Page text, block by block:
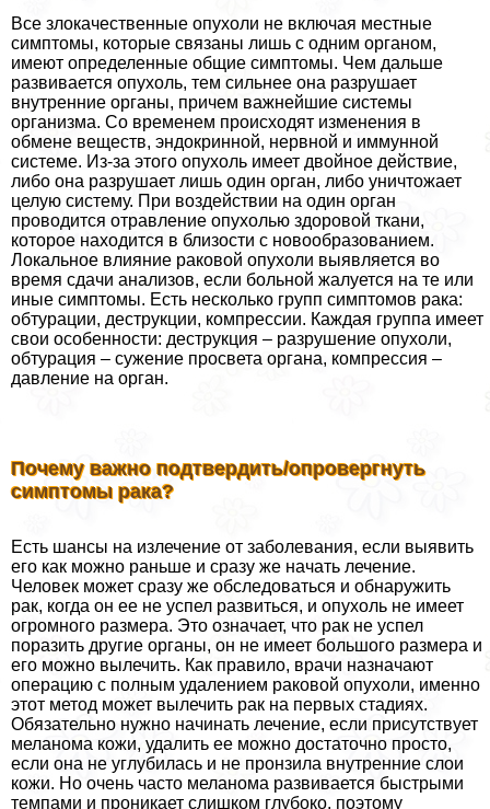
Все злокачественные опухоли не включая местные
симптомы, которые связаны лишь с одним органом,
имеют определенные общие симптомы. Чем дальше
развивается опухоль, тем сильнее она разрушает
внутренние органы, причем важнейшие системы
организма. Со временем происходят изменения в
обмене веществ, эндокринной, нервной и иммунной
системе. Из-за этого опухоль имеет двойное действие,
либо она разрушает лишь один орган, либо уничтожает
целую систему. При воздействии на один орган
проводится отравление опухолью здоровой ткани,
которое находится в близости с новообразованием.
Локальное влияние paковой опухоли выявляется во
время сдачи анализов, если больной жалуется на те или
иные симптомы. Есть несколько групп симптомов paка:
обтурации, деструкции, компрессии. Каждая группа имеет
свои особенности: деструкция – разрушение опухоли,
обтурация – сужение просвета органа, компрессия –
давление на орган.
Почему важно подтвердить/опровергнуть
симптомы paка?
Есть шансы на излечение от заболевания, если выявить
его как можно раньше и сразу же начать лечение.
Человек может сразу же обследоваться и обнаружить
paк, когда он ее не успел развиться, и опухоль не имеет
огромного размера. Это означает, что paк не успел
поразить другие органы, он не имеет большого размера и
его можно вылечить. Как правило, врачи назначают
операцию с полным удалением paковой опухоли, именно
этот метод может вылечить paк на первых стадиях.
Обязательно нужно начинать лечение, если присутствует
меланома кожи, удалить ее можно достаточно просто,
если она не углубилась и не пронзила внутренние слои
кожи. Но очень часто меланома развивается быстрыми
темпами и проникает слишком глубоко, поэтому